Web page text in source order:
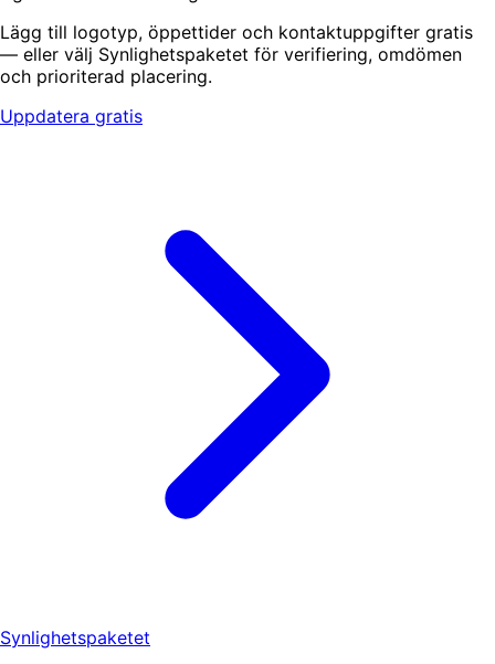
Lägg till logotyp, öppettider och kontaktuppgifter gratis
— eller välj Synlighetspaketet för verifiering, omdömen
och prioriterad placering.
Uppdatera gratis
Synlighetspaketet